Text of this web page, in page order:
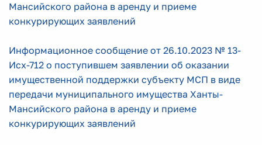
Мансийского района в аренду и приеме
конкурирующих заявлений
Информационное сообщение от 26.10.2023 № 13-
Исх-712 о поступившем заявлении об оказании
имущественной поддержки субъекту МСП в виде
передачи муниципального имущества Ханты-
Мансийского района в аренду и приеме
конкурирующих заявлений